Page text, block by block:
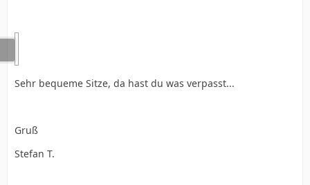
Sehr bequeme Sitze, da hast du was verpasst...
Gruß
Stefan T.